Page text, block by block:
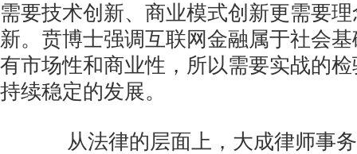
需要技术创新、商业模式创新更需要
新。贲博士强调互联网金融属于社会
有市场性和商业性，所以需要实战的
持续稳定的发展。
从法律的层面上，大成律师事务